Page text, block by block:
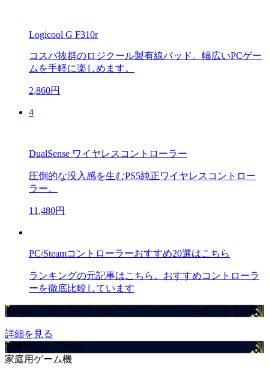
Logicool G F310r
コスパ抜群のロジクール製有線パッド。幅広いPCゲー
ムを手軽に楽しめます。
2,860円
4
DualSense ワイヤレスコントローラー
圧倒的な没入感を生むPS5純正ワイヤレスコントロー
ラー。
11,480円
PC/Steamコントローラーおすすめ20選はこちら
ランキングの元記事はこちら。おすすめコントローラ
ーを徹底比較しています
Amazonで買えるおすすめゲーミングデバイスまとめ【ad】
詳細を見る
攻略取扱いゲーム
家庭用ゲーム機